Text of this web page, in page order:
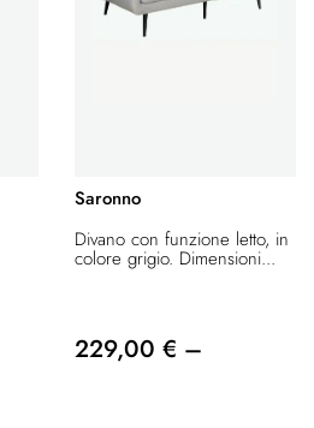
Saronno
Divano con funzione letto, in
colore grigio. Dimensioni...
229,00 € –